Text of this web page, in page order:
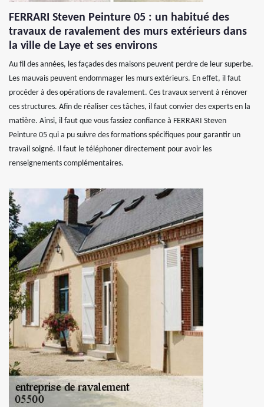
FERRARI Steven Peinture 05 : un habitué des
travaux de ravalement des murs extérieurs dans
la ville de Laye et ses environs
Au fil des années, les façades des maisons peuvent perdre de leur superbe.
Les mauvais peuvent endommager les murs extérieurs. En effet, il faut
procéder à des opérations de ravalement. Ces travaux servent à rénover
ces structures. Afin de réaliser ces tâches, il faut convier des experts en la
matière. Ainsi, il faut que vous fassiez confiance à FERRARI Steven
Peinture 05 qui a pu suivre des formations spécifiques pour garantir un
travail soigné. Il faut le téléphoner directement pour avoir les
renseignements complémentaires.